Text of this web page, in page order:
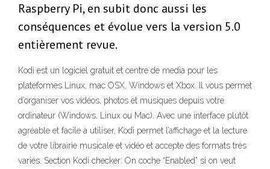
Raspberry Pi, en subit donc aussi les
conséquences et évolue vers la version 5.0
entièrement revue.
Kodi est un logiciel gratuit et centre de media pour les
plateformes Linux, mac OSX, Windows et Xbox. Il vous permet
d’organiser vos vidéos, photos et musiques depuis votre
ordinateur (Windows, Linux ou Mac). Avec une interface plutôt
agréable et facile à utiliser, Kodi permet l’affichage et la lecture
de votre librairie musicale et vidéo et accepte des formats très
variés. Section Kodi checker: On coche “Enabled” si on veut